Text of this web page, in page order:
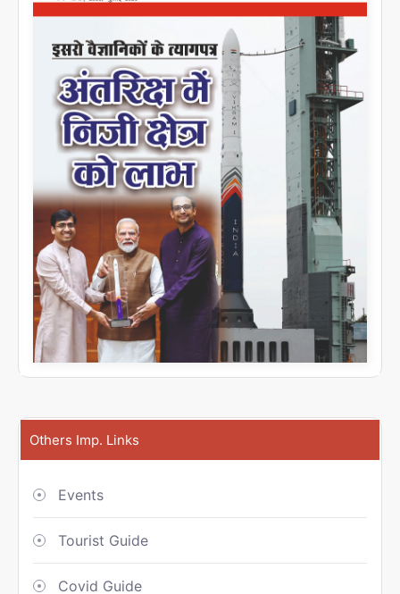
Others Imp. Links
Events
Tourist Guide
Covid Guide